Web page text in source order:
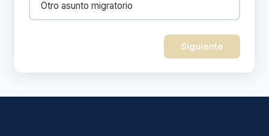
Otro asunto migratorio
Siguiente